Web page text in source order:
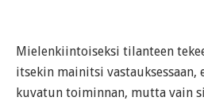
Mielenkiintoiseksi tilanteen
itsekin mainitsi
kuvatun toiminnan, mutta vain